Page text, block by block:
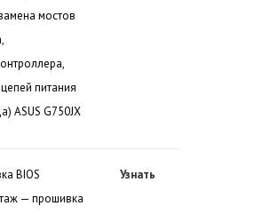
мостов
питания
ASUS G750JX
BIOS
— прошивка
Узнать